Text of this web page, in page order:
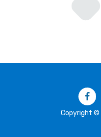
Copyright ©